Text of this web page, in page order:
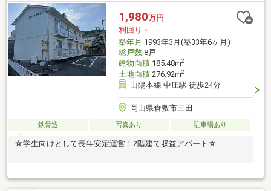
1,980万円
利回り -
築年月 1993年3月(築33年6ヶ月)
総戸数8戸
建物面積185.48m2
土地面積276.92m2
山陽本線 中庄駅 徒歩24分
岡山県倉敷市三田
鉄骨造 写真あり 駐車場あり
☆学生向けとして長年安定運営！2階建て収益アパート☆